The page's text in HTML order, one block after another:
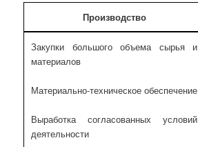
Производство
Закупки большого объема сырья и
материалов
Материально-техническое обеспечение
Выработка согласованных условий
деятельности